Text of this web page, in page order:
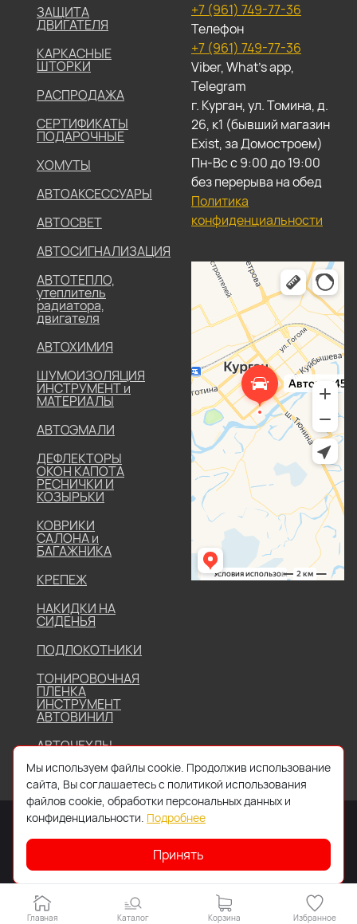
ЗАЩИТА
ДВИГАТЕЛЯ
КАРКАСНЫЕ
ШТОРКИ
РАСПРОДАЖА
СЕРТИФИКАТЫ
ПОДАРОЧНЫЕ
ХОМУТЫ
АВТОАКСЕССУАРЫ
АВТОСВЕТ
АВТОСИГНАЛИЗАЦИЯ
АВТОТЕПЛО,
утеплитель
радиатора,
двигателя
АВТОХИМИЯ
ШУМОИЗОЛЯЦИЯ
ИНСТРУМЕНТ и
МАТЕРИАЛЫ
АВТОЭМАЛИ
ДЕФЛЕКТОРЫ
ОКОН КАПОТА
РЕСНИЧКИ И
КОЗЫРЬКИ
КОВРИКИ
САЛОНА и
БАГАЖНИКА
КРЕПЕЖ
НАКИДКИ НА
СИДЕНЬЯ
ПОДЛОКОТНИКИ
ТОНИРОВОЧНАЯ
ПЛЕНКА
ИНСТРУМЕНТ
АВТОВИНИЛ
АВТОЧЕХЛЫ
+7 (961) 749-77-36
Телефон
+7 (961) 749-77-36
Viber, What's app,
Telegram
г. Курган, ул. Томина, д.
26, к1 (бывший магазин
Exist, за Домостроем)
Пн-Вс с 9:00 до 19:00
без перерыва на обед
Политика
конфиденциальности
2026 © Все права защищены. Работает наIDIGI
Главная Каталог Корзина Избранное
Мы используем файлы cookie. Продолжив использование
сайта, Вы соглашаетесь с политикой использования
файлов cookie, обработки персональных данных и
конфиденциальности. Подробнее
Принять